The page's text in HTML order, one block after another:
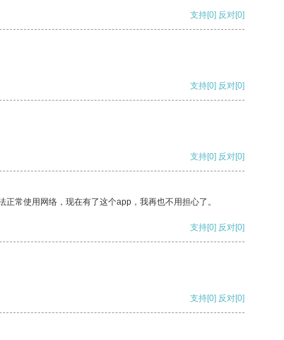
支持[0] 反对[0]
支持[0] 反对[0]
支持[0] 反对[0]
常使用网络，现在有了这个app，我再也不用担心了。
支持[0] 反对[0]
支持[0] 反对[0]